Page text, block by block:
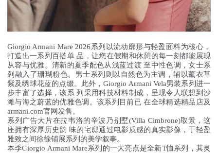
Giorgio Armani Mare 2026系列以流动廓形与轻盈面料为核心，
打造出一系列百搭单 品，让您在假期和休憩的每一刻都能展现
从容与优雅。清新的夏季配色从浅蓝过渡 至中性色调，女士系
列融入了珊瑚粉色。男士系列则以自然色为主调，辅以薰衣草
紫及绣球花蓝的点缀。此外，Giorgio Armani Vela男装系列进一
步丰富了选择，该系 列采用科技材料制成，呈现令人联想到沙
滩与海之蔚蓝的优雅色调。该系列目前已 在全球精选精品店及
armani.com官网发售。
系列广告大片在拉韦洛的辛波乃别墅(Villa Cimbrone)取景，这
座拥有深厚历史韵 味的宅邸通过电影质感的真实影像，于轻盈
雅致之间徐徐铺展系列的美学叙事。
本季Giorgio Armani Mare系列的一大亮点是全新T恤系列，其灵